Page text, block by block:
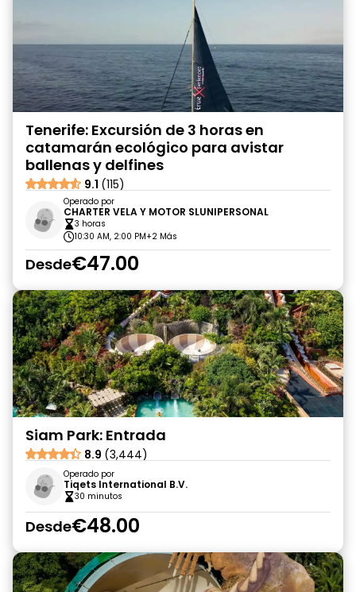
Tenerife: Excursión de 3 horas en
catamarán ecológico para avistar
ballenas y delfines
9.1 (115)
Operado por
CHARTER VELA Y MOTOR SLUNIPERSONAL
3 horas
10:30 AM, 2:00 PM+2 Más
Desde€47.00
Siam Park: Entrada
8.9 (3,444)
Operado por
Tiqets International B.V.
30 minutos
Desde€48.00